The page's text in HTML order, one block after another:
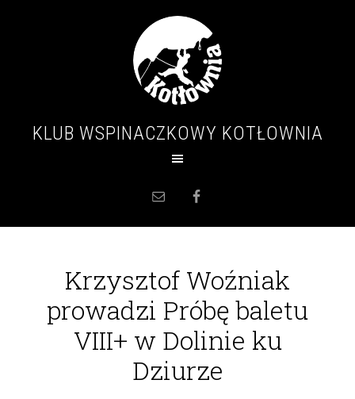
KLUB WSPINACZKOWY KOTŁOWNIA
Krzysztof Woźniak
prowadzi Próbę baletu
VIII+ w Dolinie ku
Dziurze